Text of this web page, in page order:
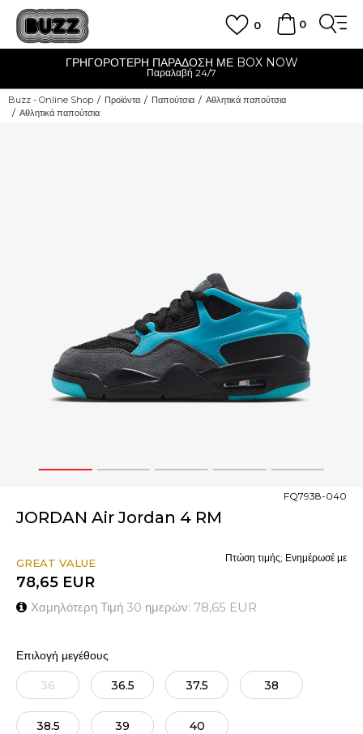
0
0
ΓΡΗΓΟΡΟΤΕΡΗ ΠΑΡΑΔΟΣΗ ΜΕ BOX NOW
Παραλαβή 24/7
Buzz - Online Shop Προϊόντα Παπούτσια
Αθλητικά παπούτσια
Αθλητικά παπούτσια
1 2 3 4 5
JORDAN Air Jordan 4 RM
FQ7938-040
GREAT VALUE
78,65 EUR
Χαμηλότερη Τιμή 30 ημερών: 78,65 EUR
Πτώση τιμής; Ενημέρωσέ με
Επιλογή μεγέθους
36 36.5 37.5 38
38.5 39 40